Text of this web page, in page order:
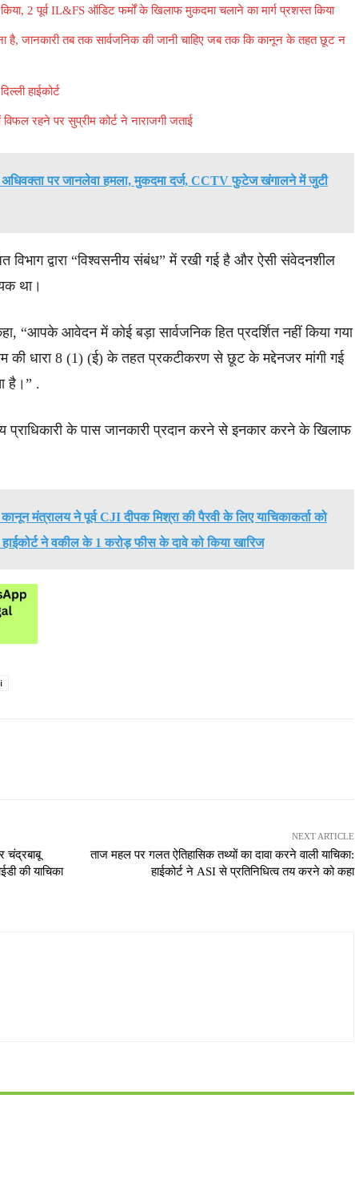
किया, 2 पूर्व IL&FS ऑडिट फर्मों के खिलाफ मुकदमा चलाने का मार्ग प्रशस्त किया
है, जानकारी तब तक सार्वजनिक की जानी चाहिए जब तक कि कानून के तहत छूट न
हाईकोर्ट
रहने पर सुप्रीम कोर्ट ने नाराजगी जताई
अधिवक्ता पर जानलेवा हमला, मुकदमा दर्ज, CCTV फुटेज खंगालने में जुटी
द्वारा “विश्वसनीय संबंध” में रखी गई है और ऐसी संवेदनशील
था।
“आपके आवेदन में कोई बड़ा सार्वजनिक हित प्रदर्शित नहीं किया गया
की धारा 8 (1) (ई) के तहत प्रकटीकरण से छूट के मद्देनजर मांगी गई
है।” .
के पास जानकारी प्रदान करने से इनकार करने के खिलाफ
कानून मंत्रालय ने पूर्व CJI दीपक मिश्रा की पैरवी के लिए याचिकाकर्ता को
हाईकोर्ट ने वकील के 1 करोड़ फीस के दावे को किया खारिज
चंद्रबाबू
की याचिका
NEXT ARTICLE
ताज महल पर गलत ऐतिहासिक तथ्यों का दावा करने वाली याचिका:
हाईकोर्ट ने ASI से प्रतिनिधित्व तय करने को कहा